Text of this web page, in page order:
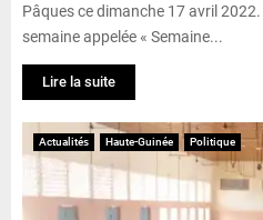
Pâques ce dimanche 17 avril
semaine appelée « Semaine...
Lire la suite
Actualités Haute-Guinée Politique